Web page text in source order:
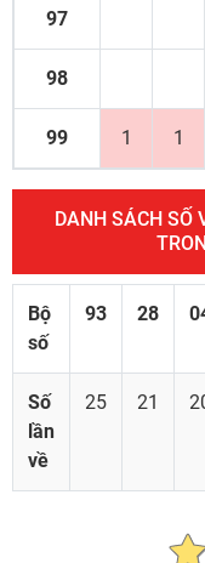
97
98
99 1 1
DANH SÁCH SỐ
Bộ
số
93 28
Số
lần
về
25 21